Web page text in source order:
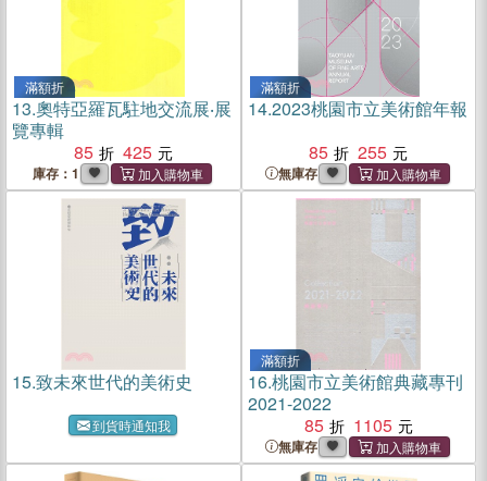
滿額折
13.奧特亞羅瓦駐地交流展‧展
覽專輯
85
425
庫存：1
滿額折
14.2023桃園市立美術館年報
85
255
無庫存
15.致未來世代的美術史
到貨時通知我
滿額折
16.桃園市立美術館典藏專刊
2021-2022
85
1105
無庫存